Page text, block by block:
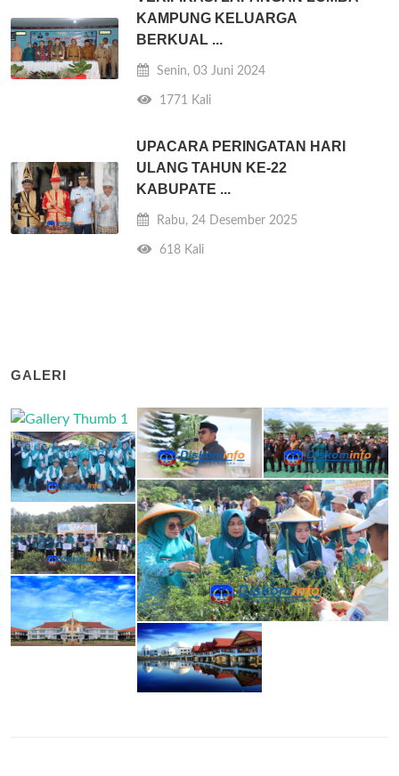
KAMPUNG KELUARGA
BERKUAL ...
Senin, 03 Juni 2024
1771 Kali
UPACARA PERINGATAN HARI
ULANG TAHUN KE-22
KABUPATE ...
Rabu, 24 Desember 2025
618 Kali
GALERI